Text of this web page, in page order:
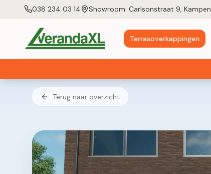
038 234 03 14 Showroom: Carlsonstraat 9, Kampen
Terrasoverkappingen
Terug naar overzicht